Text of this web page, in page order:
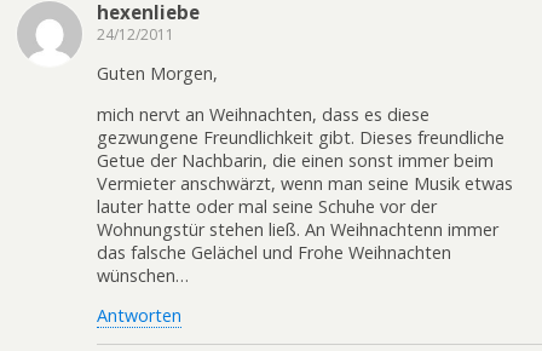
hexenliebe
24/12/2011
Guten Morgen,
mich nervt an Weihnachten, dass es diese
gezwungene Freundlichkeit gibt. Dieses freundliche
Getue der Nachbarin, die einen sonst immer beim
Vermieter anschwärzt, wenn man seine Musik etwas
lauter hatte oder mal seine Schuhe vor der
Wohnungstür stehen ließ. An Weihnachtenn immer
das falsche Gelächel und Frohe Weihnachten
wünschen…
Antworten